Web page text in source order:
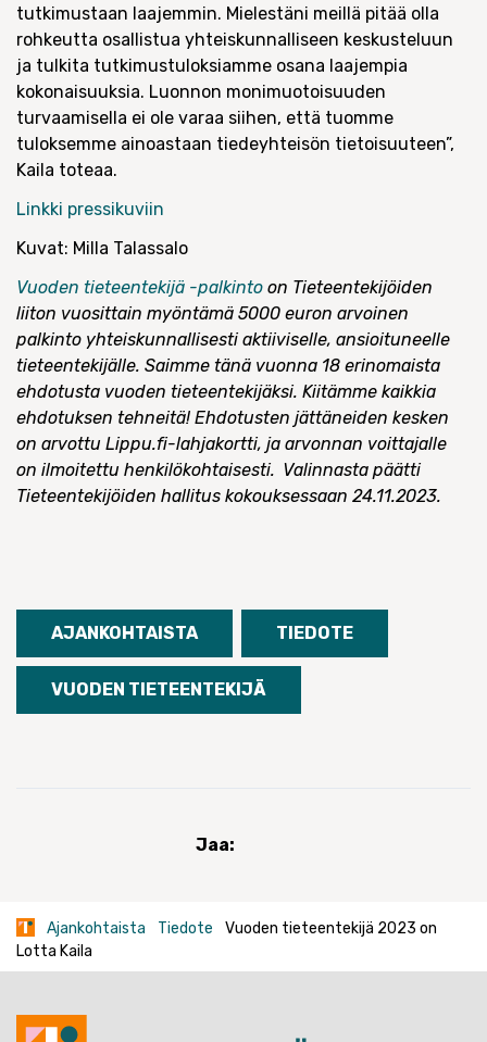
tutkimustaan laajemmin. Mielestäni meillä pitää olla
rohkeutta osallistua yhteiskunnalliseen keskusteluun
ja tulkita tutkimustuloksiamme osana laajempia
kokonaisuuksia. Luonnon monimuotoisuuden
turvaamisella ei ole varaa siihen, että tuomme
tuloksemme ainoastaan tiedeyhteisön tietoisuuteen”,
Kaila toteaa.
Linkki pressikuviin
Kuvat: Milla Talassalo
Vuoden tieteentekijä -palkinto on Tieteentekijöiden
liiton vuosittain myöntämä 5000 euron arvoinen
palkinto yhteiskunnallisesti aktiiviselle, ansioituneelle
tieteentekijälle. Saimme tänä vuonna 18 erinomaista
ehdotusta vuoden tieteentekijäksi. Kiitämme kaikkia
ehdotuksen tehneitä! Ehdotusten jättäneiden kesken
on arvottu Lippu.fi-lahjakortti, ja arvonnan voittajalle
on ilmoitettu henkilökohtaisesti. Valinnasta päätti
Tieteentekijöiden hallitus kokouksessaan 24.11.2023.
AJANKOHTAISTA TIEDOTE
VUODEN TIETEENTEKIJÄ
Jaa:
Ajankohtaista Tiedote
Vuoden tieteentekijä 2023 on
Lotta Kaila